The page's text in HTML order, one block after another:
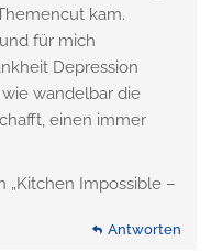
kam.
für mich
Depression
wandelbar die
einen immer
„Kitchen Impossible –
Antworten